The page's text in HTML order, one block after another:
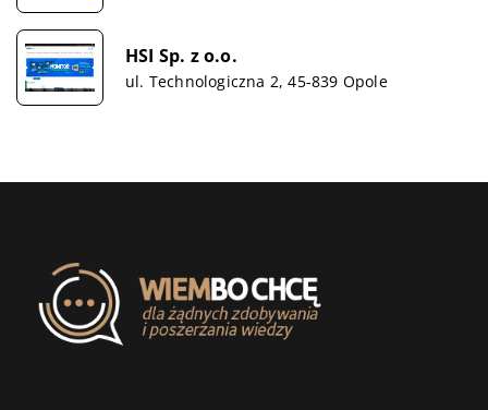
HSI Sp. z o.o.
ul. Technologiczna 2, 45-839 Opole